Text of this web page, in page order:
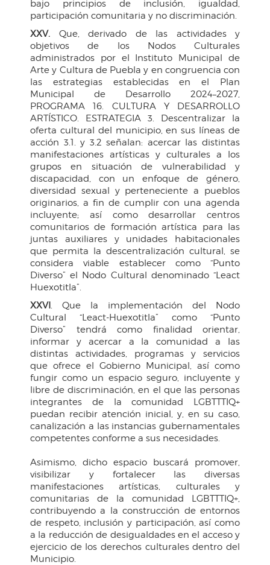
bajo principios de inclusión, igualdad,
participación comunitaria y no discriminación.
XXV. Que, derivado de las actividades y
objetivos de los Nodos Culturales
administrados por el Instituto Municipal de
Arte y Cultura de Puebla y en congruencia con
las estrategias establecidas en el Plan
Municipal de Desarrollo 2024–2027,
PROGRAMA 16. CULTURA Y DESARROLLO
ARTÍSTICO. ESTRATEGIA 3. Descentralizar la
oferta cultural del municipio, en sus líneas de
acción 3.1. y 3.2 señalan: acercar las distintas
manifestaciones artísticas y culturales a los
grupos en situación de vulnerabilidad y
discapacidad, con un enfoque de género,
diversidad sexual y perteneciente a pueblos
originarios, a fin de cumplir con una agenda
incluyente; así como desarrollar centros
comunitarios de formación artística para las
juntas auxiliares y unidades habitacionales
que permita la descentralización cultural, se
considera viable establecer como “Punto
Diverso” el Nodo Cultural denominado “Leact
Huexotitla”.
XXVI . Que la implementación del Nodo
Cultural “Leact-Huexotitla” como “Punto
Diverso” tendrá como finalidad orientar,
informar y acercar a la comunidad a las
distintas actividades, programas y servicios
que ofrece el Gobierno Municipal, así como
fungir como un espacio seguro, incluyente y
libre de discriminación, en el que las personas
integrantes de la comunidad LGBTTTIQ+
puedan recibir atención inicial, y, en su caso,
canalización a las instancias gubernamentales
competentes conforme a sus necesidades.
Asimismo, dicho espacio buscará promover,
visibilizar y fortalecer las diversas
manifestaciones artísticas, culturales y
comunitarias de la comunidad LGBTTTIQ+,
contribuyendo a la construcción de entornos
de respeto, inclusión y participación, así como
a la reducción de desigualdades en el acceso y
ejercicio de los derechos culturales dentro del
Municipio.